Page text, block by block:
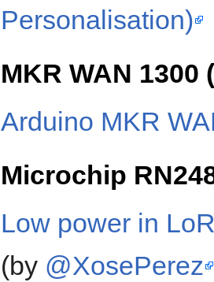
Personalisation)
MKR WAN 1300
Arduino MKR
Microchip
Low power in
(by @XosePerez